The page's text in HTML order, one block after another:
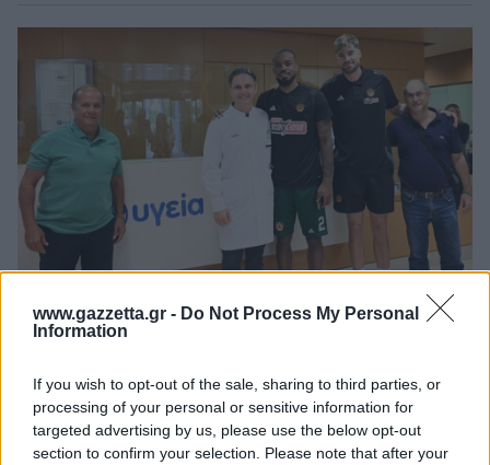
www.gazzetta.gr - Do Not Process My Personal
Information
If you wish to opt-out of the sale, sharing to third parties, or
processing of your personal or sensitive information for
targeted advertising by us, please use the below opt-out
section to confirm your selection. Please note that after your
@Photo credits: